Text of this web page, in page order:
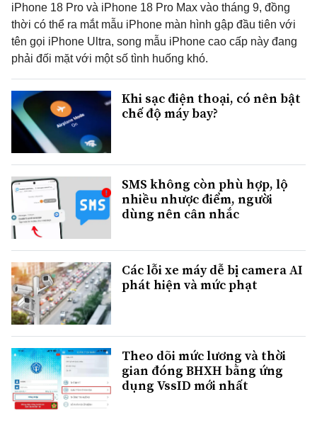
iPhone 18 Pro và iPhone 18 Pro Max vào tháng 9, đồng
thời có thể ra mắt mẫu iPhone màn hình gập đầu tiên với
tên gọi iPhone Ultra, song mẫu iPhone cao cấp này đang
phải đối mặt với một số tình huống khó.
Khi sạc điện thoại, có nên bật
chế độ máy bay?
SMS không còn phù hợp, lộ
nhiều nhược điểm, người
dùng nên cân nhắc
Các lỗi xe máy dễ bị camera AI
phát hiện và mức phạt
Theo dõi mức lương và thời
gian đóng BHXH bằng ứng
dụng VssID mới nhất